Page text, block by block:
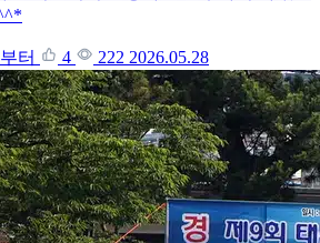
터 4 222 2026.05.28